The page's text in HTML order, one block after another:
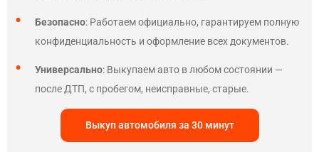
Безопасно: Работаем официально, гарантируем полную
конфиденциальность и оформление всех документов.
Универсально: Выкупаем авто в любом состоянии —
после ДТП, с пробегом, неисправные, старые.
Выкуп автомобиля за 30 минут